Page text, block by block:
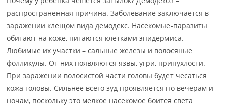
распространенная причина. Заболевание заключается в
заражении клещом вида демодекс. Насекомые-паразиты
обитают на коже, питаются клетками эпидермиса.
Любимые их участки – сальные железы и волосяные
фолликулы. От них появляются язвы, угри, припухлости.
При заражении волосистой части головы будет чесаться
кожа головы. Сильнее всего зуд проявляется по вечерам и
ночам, поскольку это мелкое насекомое боится света